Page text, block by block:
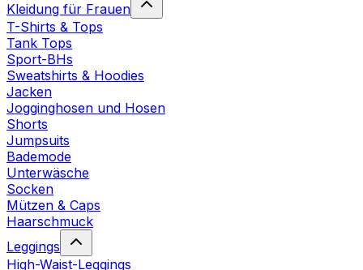
Kleidung für Frauen
T-Shirts & Tops
Tank Tops
Sport-BHs
Sweatshirts & Hoodies
Jacken
Jogginghosen und Hosen
Shorts
Jumpsuits
Bademode
Unterwäsche
Socken
Mützen & Caps
Haarschmuck
Leggings
High-Waist-Leggings